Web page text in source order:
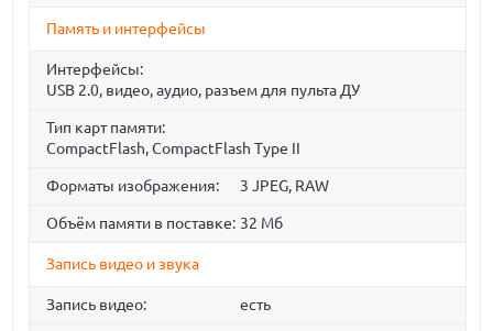
Память и интерфейсы
Интерфейсы:
USB 2.0, видео, аудио, разъем для пульта ДУ
Тип карт памяти:
CompactFlash, CompactFlash Type II
Форматы изображения: 3 JPEG, RAW
Объём памяти в поставке: 32 Мб
Запись видео и звука
Запись видео: есть